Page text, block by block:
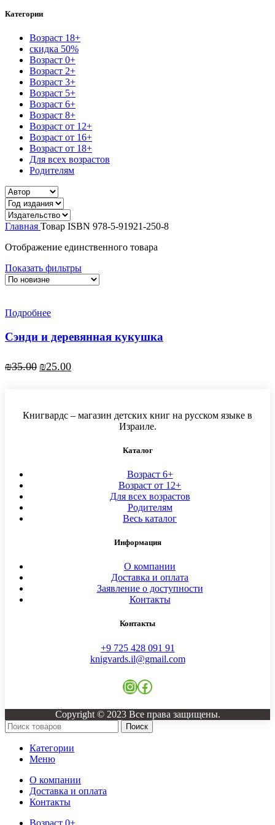
Категории
Возраст 18+
скидка 50%
Возраст 0+
Возраст 2+
Возраст 3+
Возраст 5+
Возраст 6+
Возраст 8+
Возраст от 12+
Возраст от 16+
Возраст от 18+
Для всех возрастов
Родителям
Главная Товар ISBN 978-5-91921-250-8
Отображение единственного товара
Показать фильтры
Подробнее
Сэнди и деревянная кукушка
₪35.00 ₪25.00
Книгвардс – магазин детских книг на русском языке в
Израиле.
Каталог
Возраст 6+
Возраст от 12+
Для всех возрастов
Родителям
Весь каталог
Информация
О компании
Доставка и оплата
Заявление о доступности
Контакты
Контакты
+9 725 428 091 91
knigvards.il@gmail.com
Copyright © 2023 Все права защищены.
Поиск
Категории
Меню
О компании
Доставка и оплата
Контакты
Возраст 0+